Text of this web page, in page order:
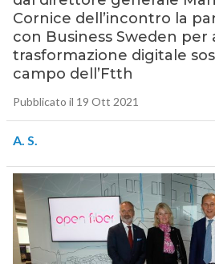
Cornice dell’incontro la
con Business Sweden per
trasformazione digitale
campo dell’Ftth
Pubblicato il 19 Ott 2021
A. S.